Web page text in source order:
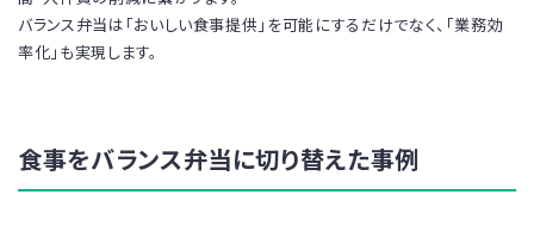
バランス弁当は「おいしい食事提供」を可能にするだけでなく、「業務効
率化」も実現します。
食事をバランス弁当に切り替えた事例